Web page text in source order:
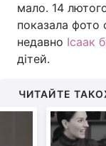
мало. 14
показала
недавно Ісаак
дітей.
ЧИТАЙТЕ